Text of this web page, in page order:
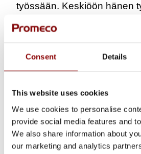
Consent Details
This website uses cookies
We use cookies to personalise
provide social media features and
We also share information about
our marketing and analytics
työssään. Keskiöön hänen
kuuluvat laatuasiat –
kehittäminen, joilla
kuvata Minnan mielestä
mahdolliset tuotteiden
ongelmia esiintyy, tulen
selvittämään ne.”
Työssään Minna haluaa